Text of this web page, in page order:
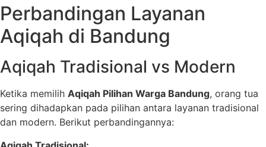
Perbandingan Layanan
Aqiqah di Bandung
Aqiqah Tradisional vs Modern
Ketika memilih Aqiqah Pilihan Warga Bandung, orang tua
sering dihadapkan pada pilihan antara layanan tradisional
dan modern. Berikut perbandingannya: